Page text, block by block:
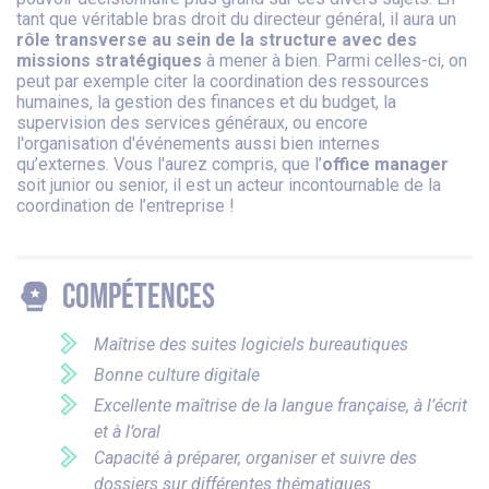
tant que véritable bras droit du directeur général, il aura un
rôle transverse au sein de la structure avec des
missions stratégiques à mener à bien. Parmi celles-ci, on
peut par exemple citer la coordination des ressources
humaines, la gestion des finances et du budget, la
supervision des services généraux, ou encore
l'organisation d'événements aussi bien internes
qu’externes. Vous l'aurez compris, que l’office manager
soit junior ou senior, il est un acteur incontournable de la
coordination de l’entreprise !
Compétences
Maîtrise des suites logiciels bureautiques
Bonne culture digitale
Excellente maîtrise de la langue française, à l’écrit
et à l’oral
Capacité à préparer, organiser et suivre des
dossiers sur différentes thématiques